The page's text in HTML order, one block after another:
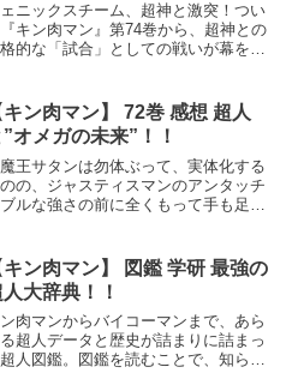
ニックスチーム、超神と激突！つい
キン肉マン』第74巻から、超神との
的な「試合」としての戦いが幕を開
う「神」たちとの死闘に突入する。し
し、先陣を切ったのは...
キン肉マン】 72巻 感想 超人
”オメガの未来”！！
王サタンは勿体ぶって、実体化する
の、ジャスティスマンのアンタッチ
ルな強さの前に全くもって手も足も
ていることを知らされる！ 72巻を持っ
、オメガ・ケンタウリ六鎗客編が終
キン肉マン】 図鑑 学研 最強の
人大辞典！！
肉マンからバイコーマンまで、あら
超人データと歴史が詰まりに詰まっ
人図鑑。図鑑を読むことで、知らな